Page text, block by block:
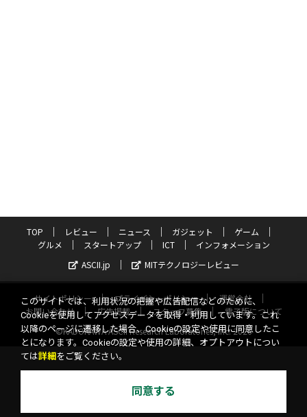
TOP レビュー ニュース ガジェット
ゲーム
グルメ
スタートアップ ICT
インフォメーション
ASCII.jp
MITテクノロジーレビュー
サイトポリシー プライバシーポリシー
運営会社
お問い合わせ
広告掲載 スタッフ募集
電子版について
©KADOKAWA ASCII Research Laboratories, Inc. 2026
このサイトでは、利用状況の把握や広告配信などのために、
Cookieを使用してアクセスデータを取得・利用しています。これ
以降のページに遷移した場合、Cookieの設定や使用に同意したこ
とになります。Cookieの設定や使用の詳細、オプトアウトについ
ては詳細 をご覧ください。
同意する